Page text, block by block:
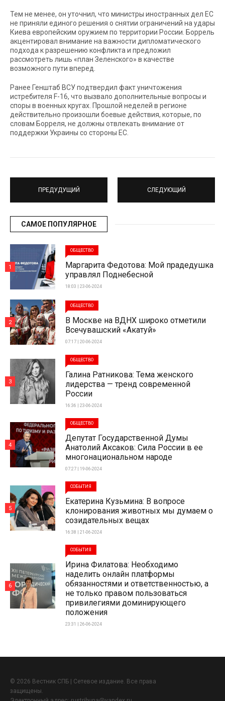
Тем не менее, он уточнил, что министры иностранных дел ЕС
не приняли единого решения о снятии ограничений на удары
Киева европейским оружием по территории России. Боррель
акцентировал внимание на важности дипломатического
подхода к разрешению конфликта и предложил
рассмотреть лишь «план Зеленского» в качестве
возможного пути вперед.
Ранее Генштаб ВСУ подтвердил факт уничтожения
истребителя F-16, что вызвало дополнительные вопросы и
споры в военных кругах. Прошлой неделей в регионе
действительно произошли боевые действия, которые, по
словам Борреля, не должны отвлекать внимание от
поддержки Украины со стороны ЕС.
ПРЕДУДУЩИЙ СЛЕДУЮЩИЙ
САМОЕ ПОПУЛЯРНОЕ
ОБЩЕСТВО
Маргарита Федотова: Мой прадедушка
управлял Поднебесной
18:03 | 23-06-2024
1
ОБЩЕСТВО
В Москве на ВДНХ широко отметили
Всечувашский «Акатуй»
07:17 | 20-06-2024
2
ОБЩЕСТВО
Галина Ратникова: Тема женского
лидерства — тренд современной
России
16:36 | 23-06-2024
3
ОБЩЕСТВО
Депутат Государственной Думы
Анатолий Аксаков: Сила России в ее
многонациональном народе
07:27 | 19-06-2024
4
СОБЫТИЯ
Екатерина Кузьмина: В вопросе
клонирования животных мы думаем о
созидательных вещах
16:38 | 21-06-2024
5
СОБЫТИЯ
Ирина Филатова: Необходимо
наделить онлайн платформы
обязанностями и ответственностью, а
не только правом пользоваться
привилегиями доминирующего
положения
23:31 | 26-06-2024
6
© 2026 Вестник СПБ | Сетевое издание. Все права
защищены.